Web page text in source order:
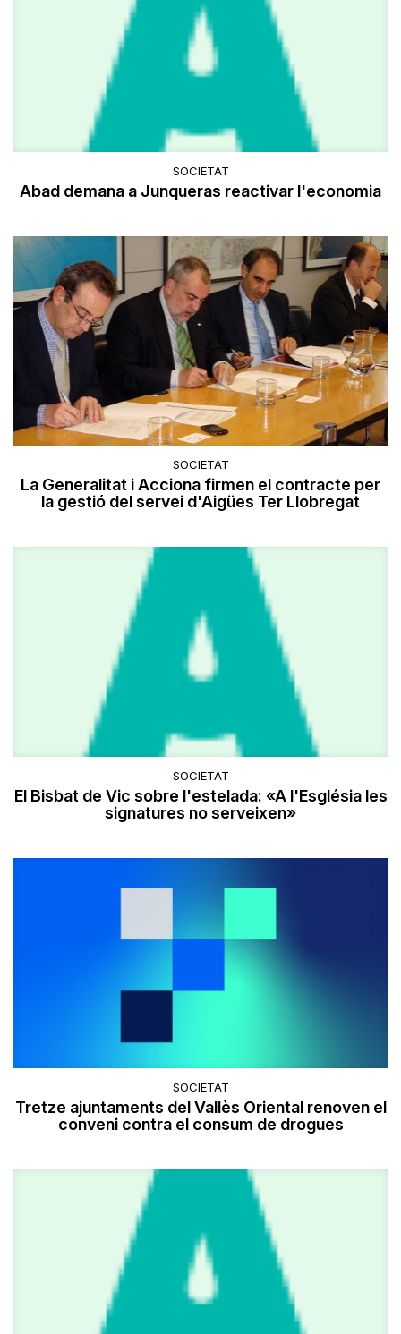
SOCIETAT
Abad demana a Junqueras reactivar l'economia
SOCIETAT
La Generalitat i Acciona firmen el contracte per
la gestió del servei d'Aigües Ter Llobregat
SOCIETAT
El Bisbat de Vic sobre l'estelada: «A l'Església les
signatures no serveixen»
SOCIETAT
Tretze ajuntaments del Vallès Oriental renoven el
conveni contra el consum de drogues